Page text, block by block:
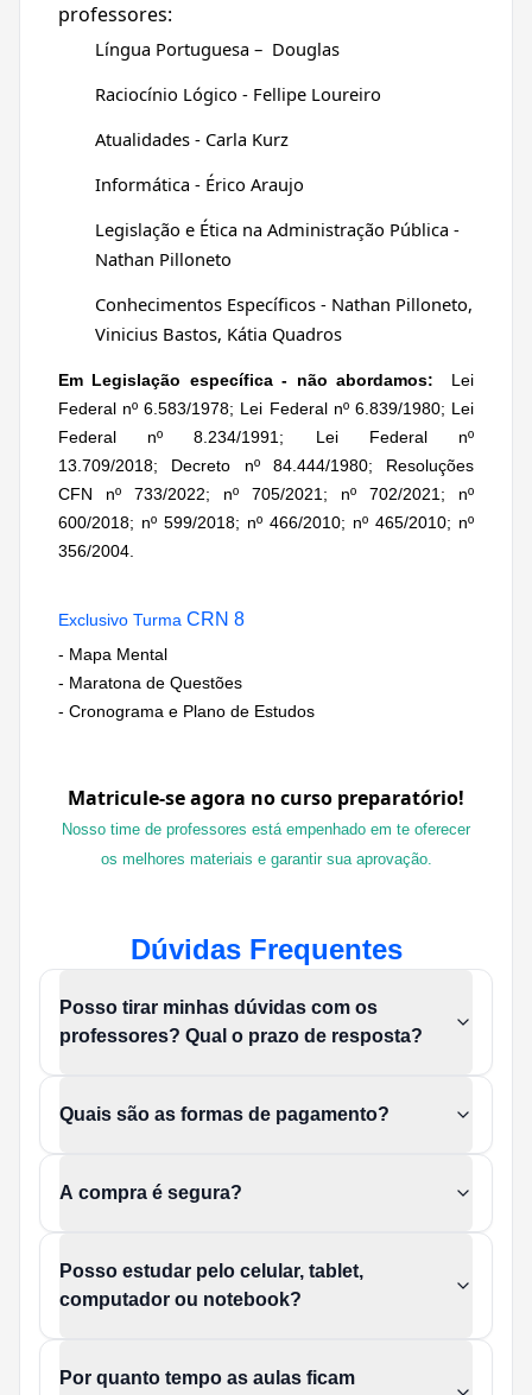
professores:
Língua Portuguesa – Douglas
Raciocínio Lógico - Fellipe Loureiro
Atualidades - Carla Kurz
Informática - Érico Araujo
Legislação e Ética na Administração Pública -
Nathan Pilloneto
Conhecimentos Específicos - Nathan Pilloneto,
Vinicius Bastos, Kátia Quadros
Em Legislação específica - não abordamos: Lei
Federal nº 6.583/1978; Lei Federal nº 6.839/1980; Lei
Federal nº 8.234/1991; Lei Federal nº
13.709/2018; Decreto nº 84.444/1980; Resoluções
CFN nº 733/2022; nº 705/2021; nº 702/2021; nº
600/2018; nº 599/2018; nº 466/2010; nº 465/2010; nº
356/2004.
Exclusivo Turma CRN 8
- Mapa Mental
- Maratona de Questões
- Cronograma e Plano de Estudos
Matricule-se agora no curso preparatório!
Nosso time de professores está empenhado em te oferecer
os melhores materiais e garantir sua aprovação.
Dúvidas Frequentes
Posso tirar minhas dúvidas com os
professores? Qual o prazo de resposta?
Quais são as formas de pagamento?
A compra é segura?
Posso estudar pelo celular, tablet,
computador ou notebook?
Por quanto tempo as aulas ficam